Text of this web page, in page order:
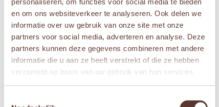
en om ons websiteverkeer te analyseren. Ook delen we
informatie over uw gebruik van onze site met onze
partners voor social media, adverteren en analyse. Deze
partners kunnen deze gegevens combineren met andere
informatie die u aan ze heeft verstrekt of die ze hebben
verzameld op basis van uw gebruik van hun services.
Naam *
E-mail*